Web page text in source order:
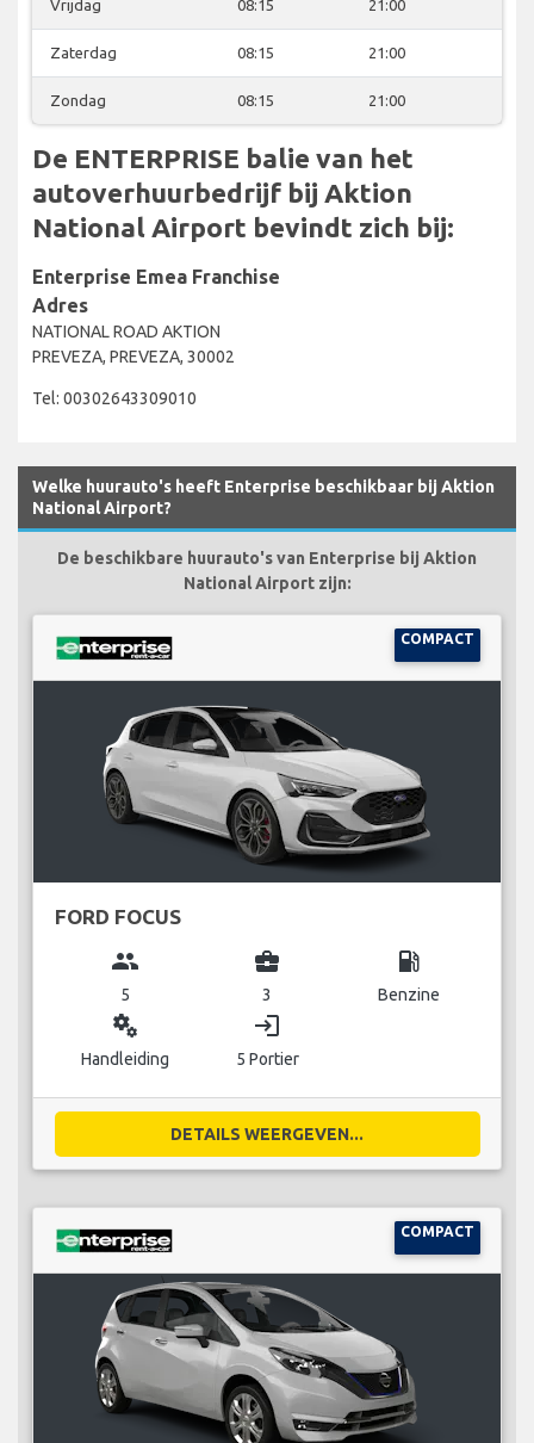
Vrijdag 08:15 21:00
Zaterdag 08:15 21:00
Zondag 08:15 21:00
De ENTERPRISE balie van het
autoverhuurbedrijf bij Aktion
National Airport bevindt zich bij:
Enterprise Emea Franchise
Adres
NATIONAL ROAD AKTION
PREVEZA, PREVEZA, 30002
Tel: 00302643309010
Welke huurauto's heeft Enterprise beschikbaar bij Aktion
National Airport?
De beschikbare huurauto's van Enterprise bij Aktion
National Airport zijn:
COMPACT
FORD FOCUS
group
5
business_center
3
local_gas_station
Benzine
miscellaneous_services
Handleiding
login
5 Portier
DETAILS WEERGEVEN...
COMPACT